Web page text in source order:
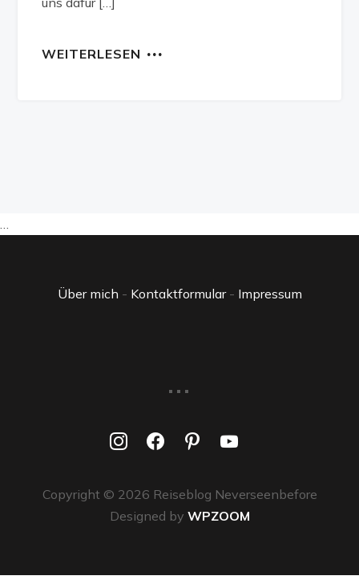
WEITERLESEN
…
Über mich - Kontaktformular- Impressum
...
instagramfacebookpinterestyoutube
Copyright © 2026 Reiseblog Neverseenbefore
Designed by WPZOOM